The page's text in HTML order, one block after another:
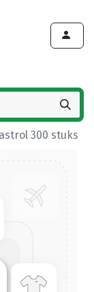
300 stuks